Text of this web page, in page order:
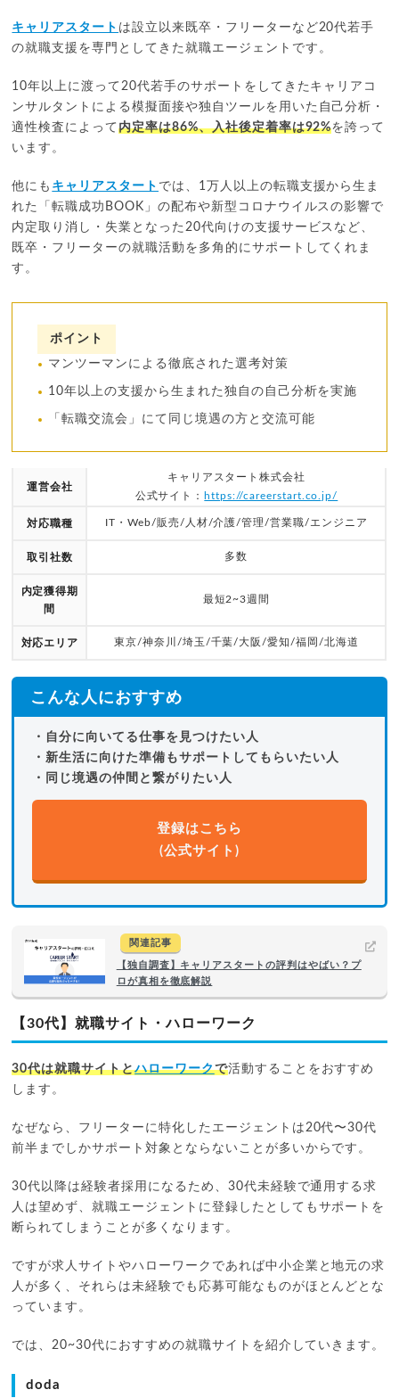
キャリアスタート は設立以来既卒・フリーターなど20代若手
の就職支援を専門としてきた就職エージェントです。
10年以上に渡って20代若手のサポートをしてきたキャリアコ
ンサルタントによる模擬面接や独自ツールを用いた自己分析・
適性検査によって内定率は86%、入社後定着率は92%を誇って
います。
他にも キャリアスタート では、1万人以上の転職支援から生ま
れた「転職成功BOOK」の配布や新型コロナウイルスの影響で
内定取り消し・失業となった20代向けの支援サービスなど、
既卒・フリーターの就職活動を多角的にサポートしてくれま
す。
ポイント
マンツーマンによる徹底された選考対策
10年以上の支援から生まれた独自の自己分析を実施
「転職交流会」にて同じ境遇の方と交流可能
運営会社
キャリアスタート株式会社
公式サイト：
https://careerstart.co.jp/
対応職種 IT・Web/販売/人材/介護/管理/営業職/エンジニア
取引社数 多数
内定獲得期
間
最短2~3週間
対応エリア 東京/神奈川/埼玉/千葉/大阪/愛知/福岡/北海道
こんな人におすすめ
・自分に向いてる仕事を見つけたい人
・新生活に向けた準備もサポートしてもらいたい人
・同じ境遇の仲間と繋がりたい人
登録はこちら
(公式サイト)
関連記事
【独自調査】キャリアスタートの評判はやばい？プ
ロが真相を徹底解説
【30代】就職サイト・ハローワーク
30代は就職サイトとハローワークで活動することをおすすめ
します。
なぜなら、フリーターに特化したエージェントは20代〜30代
前半までしかサポート対象とならないことが多いからです。
30代以降は経験者採用になるため、30代未経験で通用する求
人は望めず、就職エージェントに登録したとしてもサポートを
断られてしまうことが多くなります。
ですが求人サイトやハローワークであれば中小企業と地元の求
人が多く、それらは未経験でも応募可能なものがほとんどとな
っています。
では、20~30代におすすめの就職サイトを紹介していきます。
doda